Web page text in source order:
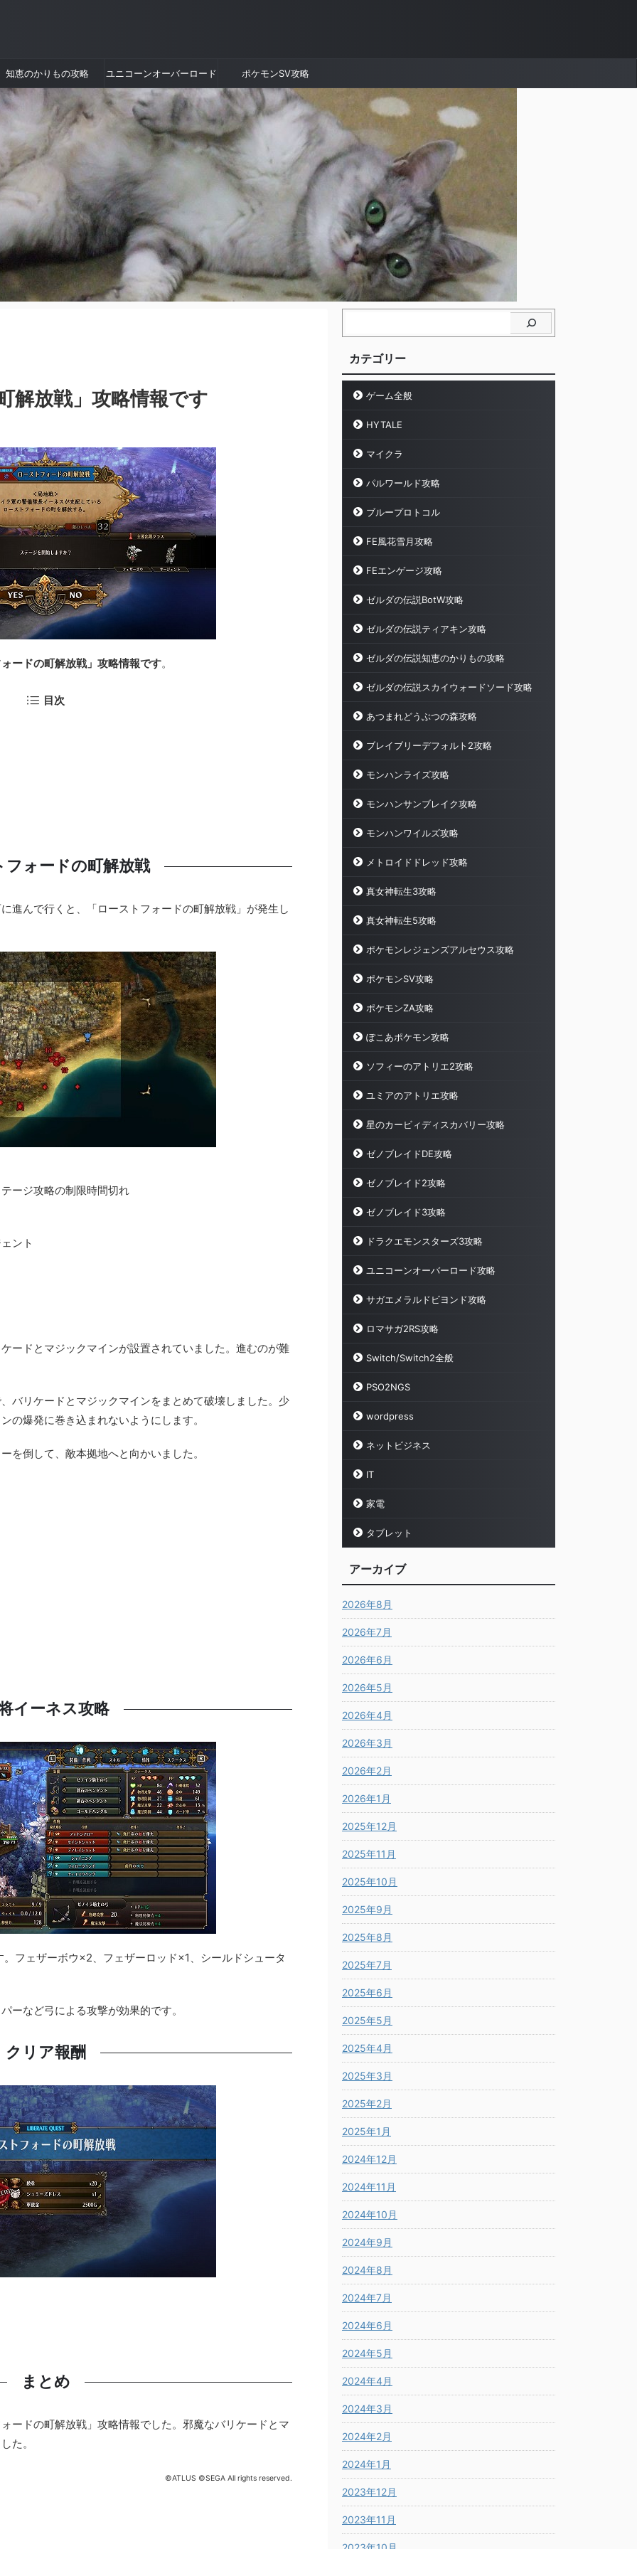
知恵のかりもの攻略 ユニコーンオーバーロード ポケモンSV攻略
解放戦」攻略情報です
ードの町解放戦」攻略情報です。
目次
フォードの町解放戦
進んで行くと、「ローストフォードの町解放戦」が発生し
ージ攻略の制限時間切れ
ント
ードとマジックマインが設置されていました。進むのが難
バリケードとマジックマインをまとめて破壊しました。少
の爆発に巻き込まれないようにします。
を倒して、敵本拠地へと向かいました。
イーネス攻略
フェザーボウ×2、フェザーロッド×1、シールドシュータ
ーなど弓による攻撃が効果的です。
クリア報酬
まとめ
ードの町解放戦」攻略情報でした。邪魔なバリケードとマ
た。
©ATLUS ©SEGA All rights reserved.
カテゴリー
ゲーム全般
HYTALE
マイクラ
パルワールド攻略
ブループロトコル
FE風花雪月攻略
FEエンゲージ攻略
ゼルダの伝説BotW攻略
ゼルダの伝説ティアキン攻略
ゼルダの伝説知恵のかりもの攻略
ゼルダの伝説スカイウォードソード攻略
あつまれどうぶつの森攻略
ブレイブリーデフォルト2攻略
モンハンライズ攻略
モンハンサンブレイク攻略
モンハンワイルズ攻略
メトロイドドレッド攻略
真女神転生3攻略
真女神転生5攻略
ポケモンレジェンズアルセウス攻略
ポケモンSV攻略
ポケモンZA攻略
ぽこあポケモン攻略
ソフィーのアトリエ2攻略
ユミアのアトリエ攻略
星のカービィディスカバリー攻略
ゼノブレイドDE攻略
ゼノブレイド2攻略
ゼノブレイド3攻略
ドラクエモンスターズ3攻略
ユニコーンオーバーロード攻略
サガエメラルドビヨンド攻略
ロマサガ2RS攻略
Switch/Switch2全般
PSO2NGS
wordpress
ネットビジネス
IT
家電
タブレット
アーカイブ
2026年8月
2026年7月
2026年6月
2026年5月
2026年4月
2026年3月
2026年2月
2026年1月
2025年12月
2025年11月
2025年10月
2025年9月
2025年8月
2025年7月
2025年6月
2025年5月
2025年4月
2025年3月
2025年2月
2025年1月
2024年12月
2024年11月
2024年10月
2024年9月
2024年8月
2024年7月
2024年6月
2024年5月
2024年4月
2024年3月
2024年2月
2024年1月
2023年12月
2023年11月